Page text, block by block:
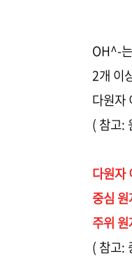
OH^-는
2개 이
다원자
( 참고:
다원자
중심
주위
( 참고: